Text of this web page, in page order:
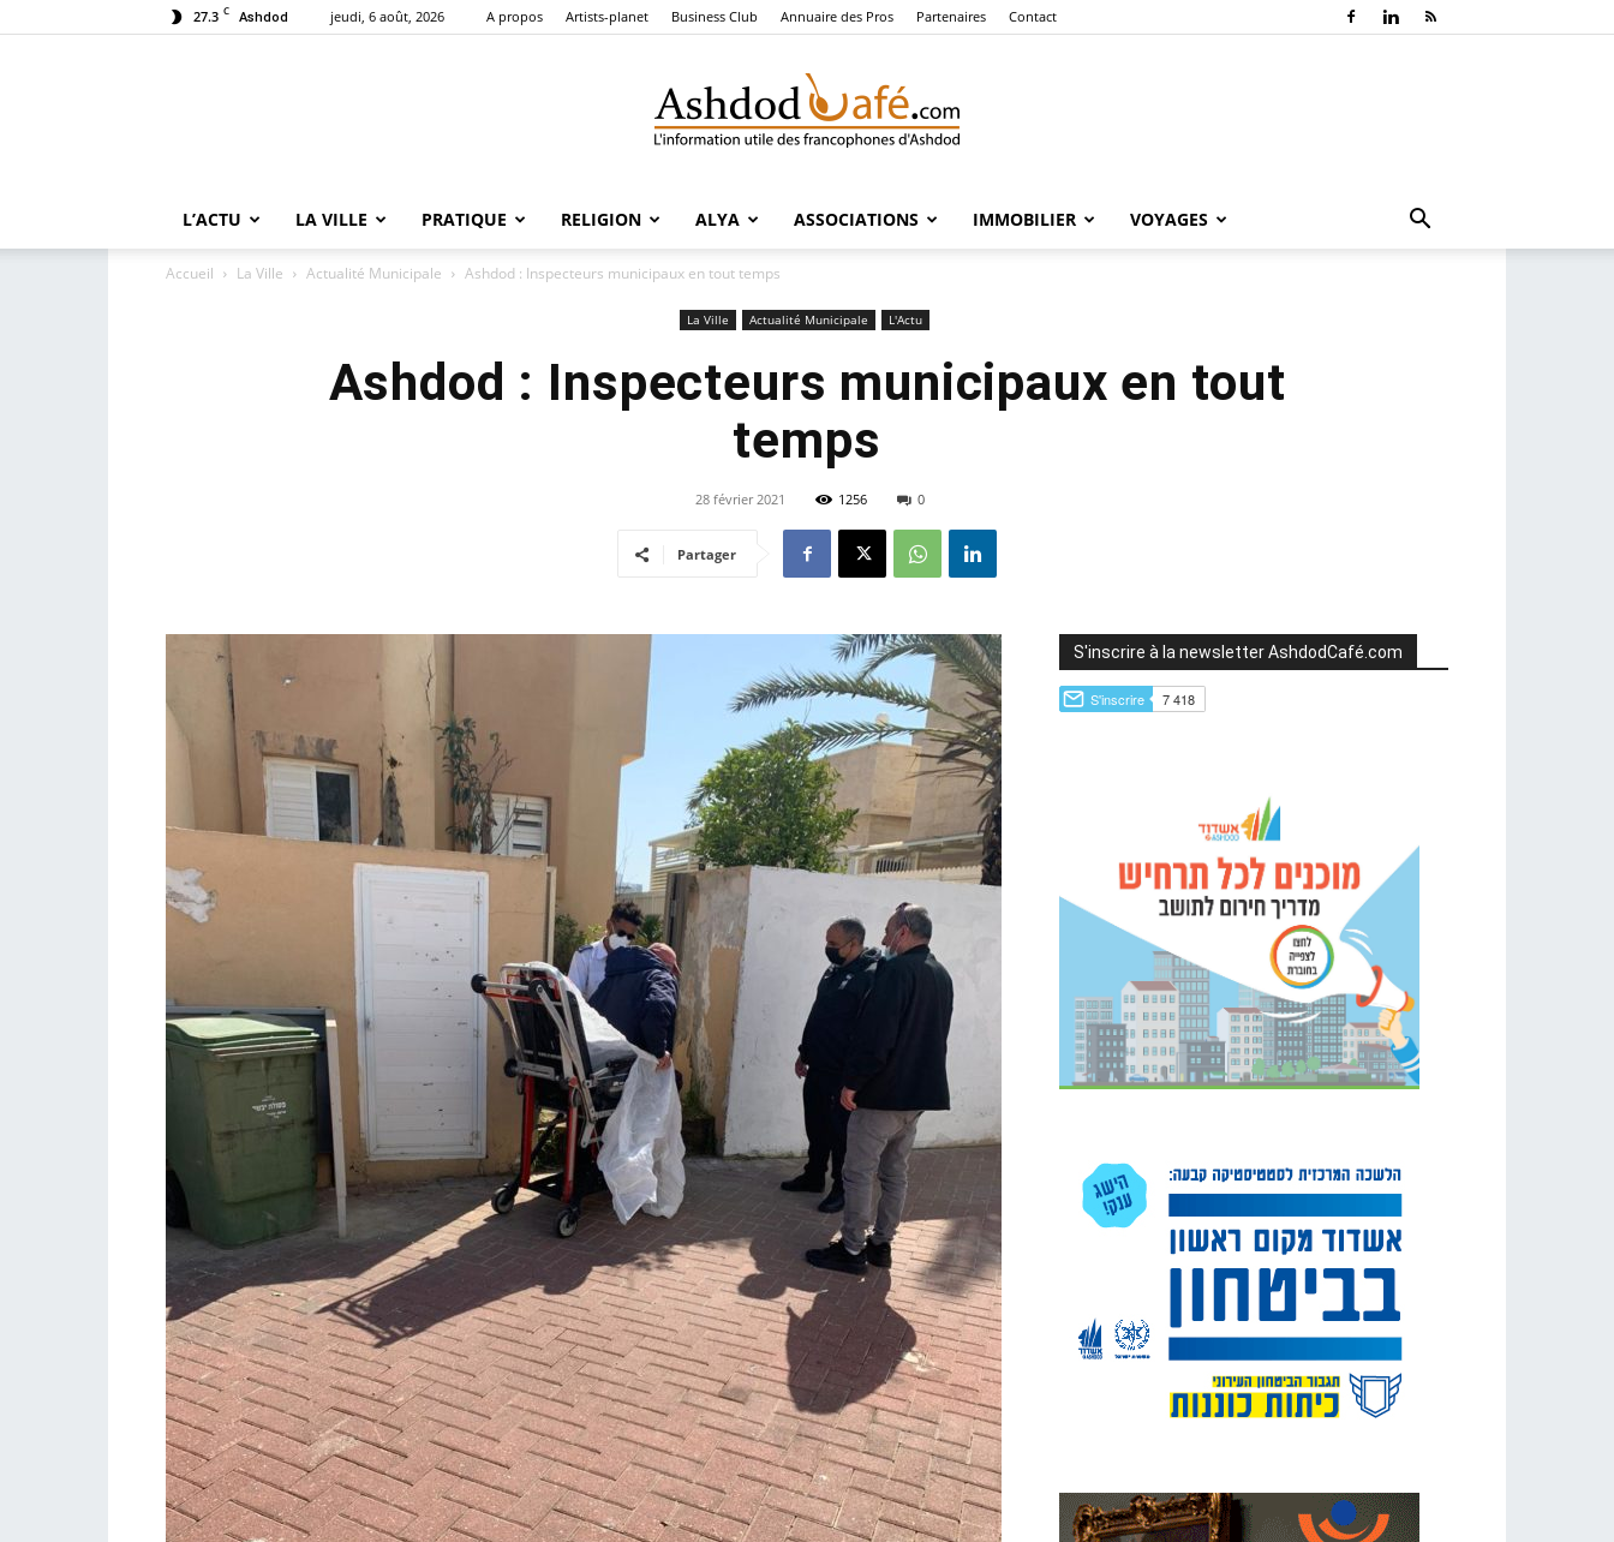
27.3 C Ashdod jeudi, 6 août, 2026 A propos Artists-planet Business Club Annuaire des Pros Partenaires Contact
Café
L’ACTU LA VILLE PRATIQUE RELIGION ALYA ASSOCIATIONS IMMOBILIER VOYAGES
Accueil La Ville Actualité Municipale Ashdod : Inspecteurs municipaux en tout temps
La Ville Actualité Municipale L'Actu
Ashdod : Inspecteurs municipaux en tout
temps
28 février 2021 1256 0
Partager
S'inscrire à la newsletter AshdodCafé.com